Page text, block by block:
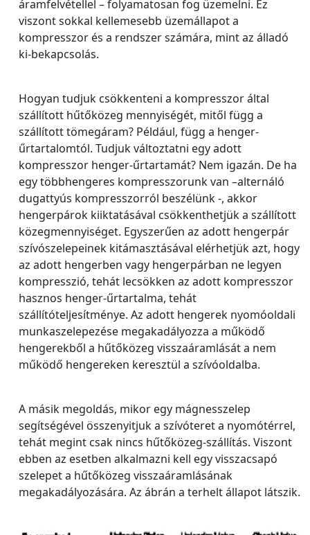
áramfelvétellel – folyamatosan fog üzemelni. Ez
viszont sokkal kellemesebb üzemállapot a
kompresszor és a rendszer számára, mint az álladó
ki-bekapcsolás.
Hogyan tudjuk csökkenteni a kompresszor által
szállított hűtőközeg mennyiségét, mitől függ a
szállított tömegáram? Például, függ a henger-
űrtartalomtól. Tudjuk változtatni egy adott
kompresszor henger-űrtartamát? Nem igazán. De ha
egy többhengeres kompresszorunk van –alternáló
dugattyús kompresszorról beszélünk -, akkor
hengerpárok kiiktatásával csökkenthetjük a szállított
közegmennyiséget. Egyszerűen az adott hengerpár
szívószelepeinek kitámasztásával elérhetjük azt, hogy
az adott hengerben vagy hengerpárban ne legyen
kompresszió, tehát lecsökken az adott kompresszor
hasznos henger-űrtartalma, tehát
szállítóteljesítménye. Az adott hengerek nyomóoldali
munkaszelepezése megakadályozza a működő
hengerekből a hűtőközeg visszaáramlását a nem
működő hengereken keresztül a szívóoldalba.
A másik megoldás, mikor egy mágnesszelep
segítségével összenyitjuk a szívóteret a nyomótérrel,
tehát megint csak nincs hűtőközeg-szállítás. Viszont
ebben az esetben alkalmazni kell egy visszacsapó
szelepet a hűtőközeg visszaáramlásának
megakadályozására. Az ábrán a terhelt állapot látszik.